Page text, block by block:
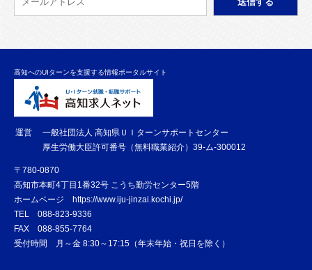
高知へのUIターンを支援する情報ポータルサイト
運営
一般社団法人 高知県ＵＩターンサポートセンター
厚生労働大臣許可番号（無料職業紹介）39-ム-300012
〒780-0870
高知市本町4丁目1番32号 こうち勤労センター5階
ホームページ https://www.iju-jinzai.kochi.jp/
TEL 088-823-9336
FAX 088-855-7764
受付時間 月～金 8:30～17:15（年末年始・祝日を除く）